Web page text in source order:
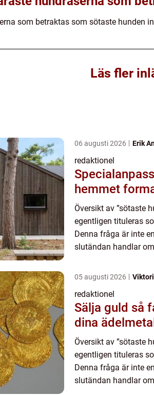
som betraktas som sötaste hunden
Läs fler
06 augusti 2026 Erik
redaktionel
hemmet
Översikt av ”sötaste
egentligen tituleras
Denna fråga är inte
slutändan handlar
ö...
05 augusti 2026
redaktionel
Sälja guld så får du ut mest av
dina
Översikt av ”sötaste
egentligen tituleras
Denna fråga är inte
slutändan handlar